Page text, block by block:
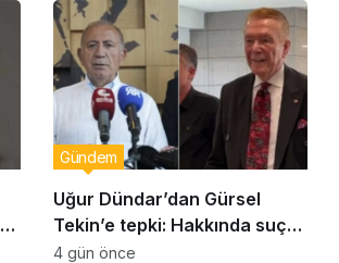
Uğur Dündar’dan Gürsel
Tekin’e tepki: Hakkında suç
duyurusunda bulunacağım
Gündem
4 gün önce